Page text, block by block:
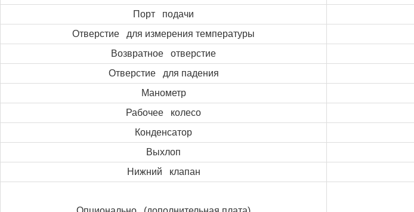
Порт подачи
Отверстие для измерения температуры
Возвратное отверстие
Отверстие для падения
Манометр
Рабочее колесо
Конденсатор
Выхлоп
Нижний клапан